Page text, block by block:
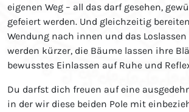
eigenen Weg – all das darf gesehen,
gefeiert werden. Und gleichzeitig
Wendung nach innen und das Loslassen
werden kürzer, die Bäume lassen ihre
bewusstes Einlassen auf Ruhe und
Du darfst dich freuen auf eine
in der wir diese beiden Pole mit